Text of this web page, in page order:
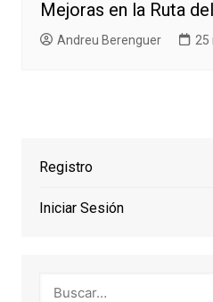
Mejoras en la Ruta
Andreu Berenguer 25
Registro
Iniciar Sesión